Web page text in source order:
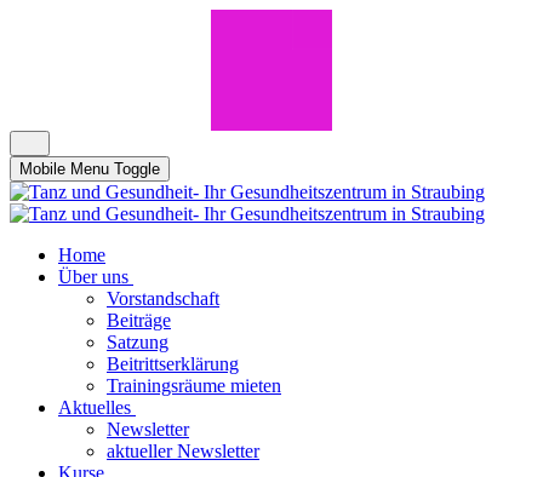
Mobile Menu Toggle
Home
Über uns
Vorstandschaft
Beiträge
Satzung
Beitrittserklärung
Trainingsräume mieten
Aktuelles
Newsletter
aktueller Newsletter
Kurse